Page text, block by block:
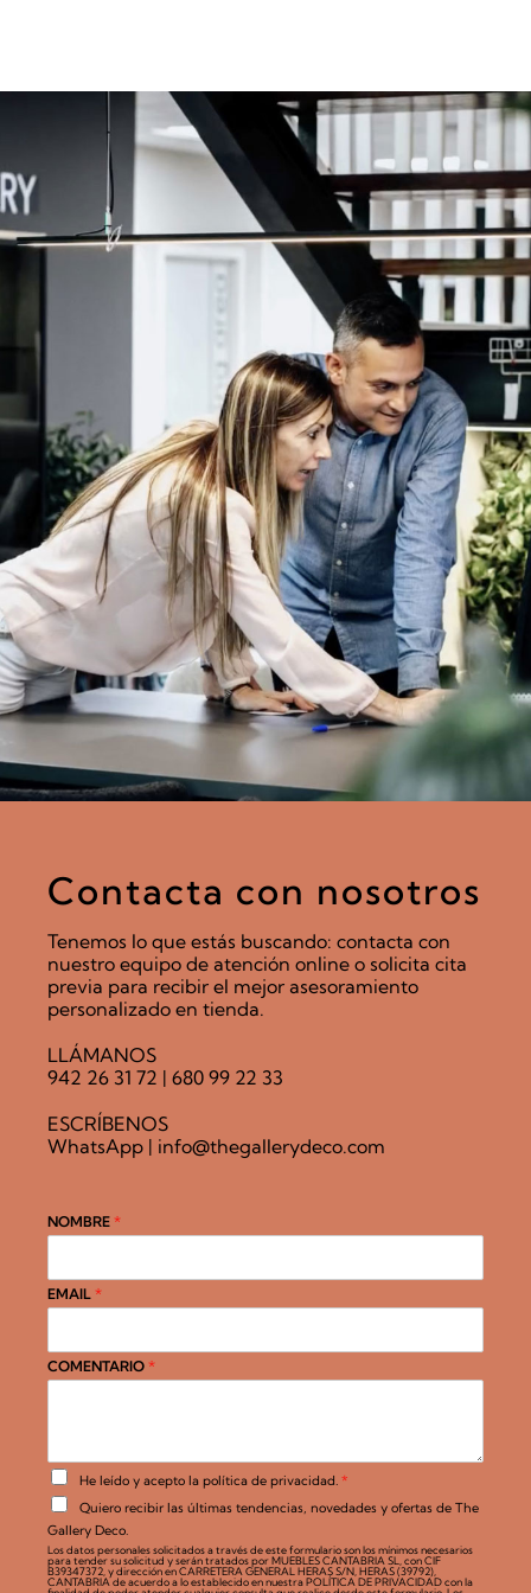
Contacta con nosotros
Tenemos lo que estás buscando: contacta con
nuestro equipo de atención online o solicita cita
previa para recibir el mejor asesoramiento
personalizado en tienda.
LLÁMANOS
942 26 31 72 | 680 99 22 33
ESCRÍBENOS
WhatsApp| info@thegallerydeco.com
NOMBRE *
EMAIL *
COMENTARIO *
A
c
u
e
r
d
o
He leído y acepto la política de privacidad. *
C
a
s
i
l
Quiero recibir las últimas tendencias, novedades y ofertas de The
Gallery Deco.
Los datos personales solicitados a través de este formulario son los mínimos necesarios
para tender su solicitud y serán tratados por MUEBLES CANTABRIA SL, con CIF
B39347372, y dirección en CARRETERA GENERAL HERAS S/N, HERAS (39792),
CANTABRIA de acuerdo a lo establecido en nuestra POLÍTICA DE PRIVACIDAD con la